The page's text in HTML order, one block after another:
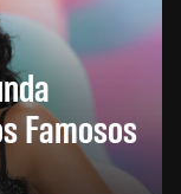
Famosos